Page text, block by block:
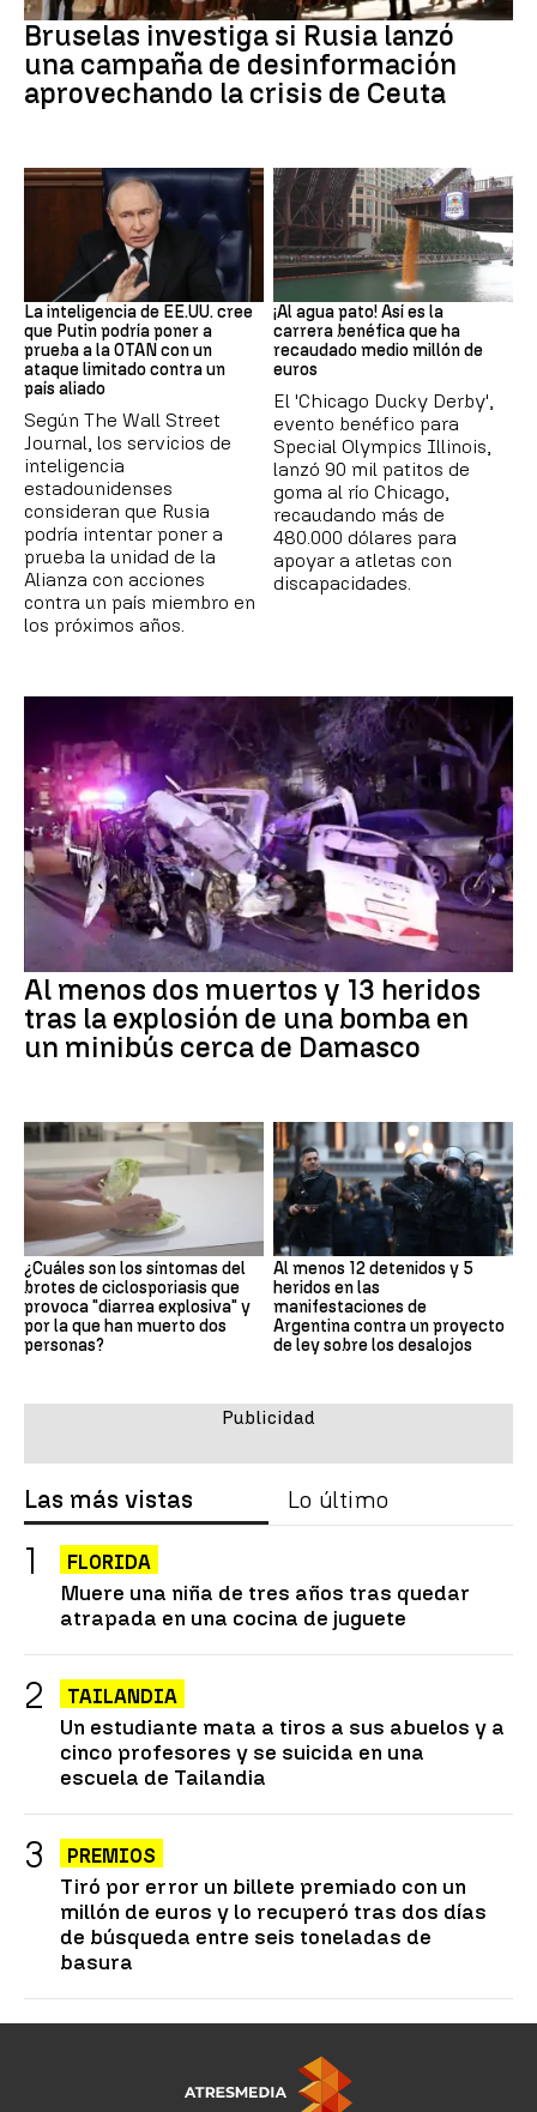
Bruselas investiga si Rusia lanzó
una campaña de desinformación
aprovechando la crisis de Ceuta
OTAN
La inteligencia de EE.UU. cree
que Putin podría poner a
prueba a la OTAN con un
ataque limitado contra un
país aliado
Según The Wall Street
Journal, los servicios de
inteligencia
estadounidenses
consideran que Rusia
podría intentar poner a
prueba la unidad de la
Alianza con acciones
contra un país miembro en
los próximos años.
EEUU
¡Al agua pato! Así es la
carrera benéfica que ha
recaudado medio millón de
euros
El 'Chicago Ducky Derby',
evento benéfico para
Special Olympics Illinois,
lanzó 90 mil patitos de
goma al río Chicago,
recaudando más de
480.000 dólares para
apoyar a atletas con
discapacidades.
Al menos dos muertos y 13 heridos
tras la explosión de una bomba en
un minibús cerca de Damasco
¿Cuáles son los síntomas del
brotes de ciclosporiasis que
provoca "diarrea explosiva" y
por la que han muerto dos
personas?
Al menos 12 detenidos y 5
heridos en las
manifestaciones de
Argentina contra un proyecto
de ley sobre los desalojos
Las más vistas Lo último
FLORIDA
Muere una niña de tres años tras quedar
atrapada en una cocina de juguete
TAILANDIA
Un estudiante mata a tiros a sus abuelos y a
cinco profesores y se suicida en una
escuela de Tailandia
PREMIOS
Tiró por error un billete premiado con un
millón de euros y lo recuperó tras dos días
de búsqueda entre seis toneladas de
basura